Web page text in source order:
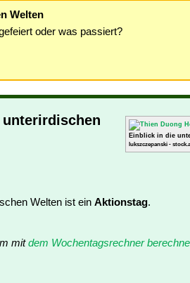
Welten
oder was passiert?
Einblick in die
lukszczepanski -
unterirdischen
Welten ist ein Aktionstag.
mitdem Wochentagsrechner